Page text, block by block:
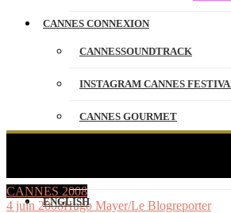
CANNES CONNEXION
CANNESSOUNDTRACK
INSTAGRAM CANNES
CANNES GOURMET
ENGLISH
CANNES 2008
4 juin 2008Hugo Mayer/Le Blogreporter